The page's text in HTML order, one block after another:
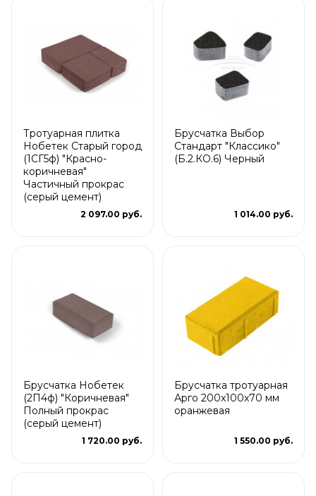
Тротуарная плитка
Нобетек Старый город
(1СГ5ф) "Красно-
коричневая"
Частичный прокрас
(серый цемент)
2 097.00 руб.
Брусчатка Выбор
Стандарт "Классико"
(Б.2.КО.6) Черный
1 014.00 руб.
Брусчатка Нобетек
(2П4ф) "Коричневая"
Полный прокрас
(серый цемент)
1 720.00 руб.
Брусчатка тротуарная
Арго 200x100x70 мм
оранжевая
1 550.00 руб.